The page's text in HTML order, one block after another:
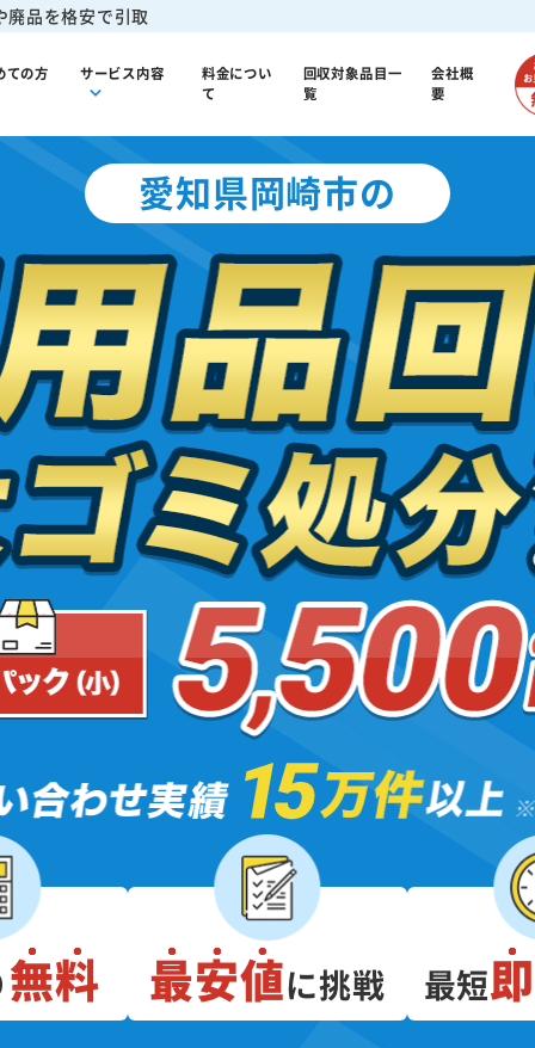
廃品を格安で引取
ての方 サービス内容
料金につい
て
回収対象品目一
覧
会社概
要
愛知県岡崎市の
無料 最安値に挑戦 最短